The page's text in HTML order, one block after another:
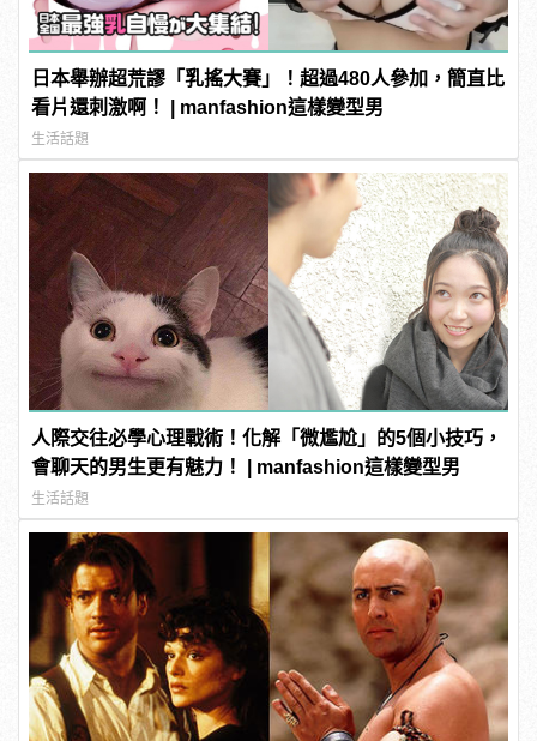
日本舉辦超荒謬「乳搖大賽」！超過480人參加，簡直比
看片還刺激啊！ | manfashion這樣變型男
生活話題
人際交往必學心理戰術！化解「微尷尬」的5個小技巧，
會聊天的男生更有魅力！ | manfashion這樣變型男
生活話題